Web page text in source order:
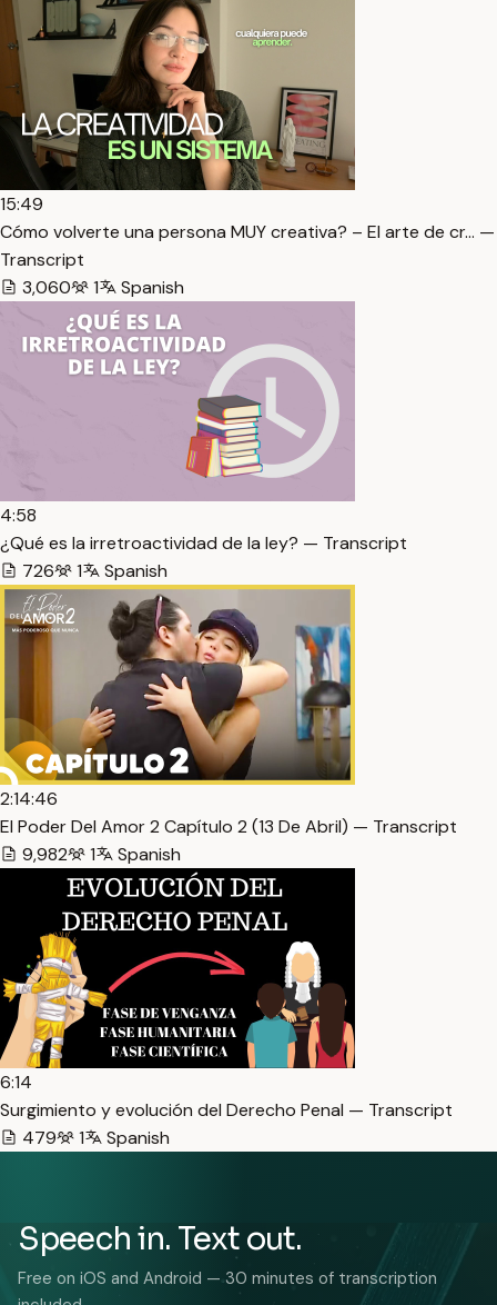
15:49
Cómo volverte una persona MUY creativa? – El arte de cr… —
Transcript
3,060
1 Spanish
4:58
¿Qué es la irretroactividad de la ley? — Transcript
726
1 Spanish
2:14:46
El Poder Del Amor 2 Capítulo 2 (13 De Abril) — Transcript
9,982
1 Spanish
6:14
Surgimiento y evolución del Derecho Penal — Transcript
479
1 Spanish
Speech in. Text out.
Free on iOS and Android — 30 minutes of transcription